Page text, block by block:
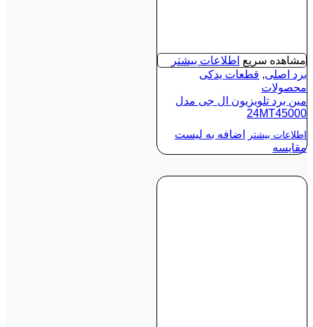
مشاهده سریع اطلاعات بیشتر
برد اصلی, قطعات یدکی
محصولات
مین برد تلویزیون ال جی مدل
24MT45000
اطلاعات بیشتر
اضافه به لیست
مقایسه